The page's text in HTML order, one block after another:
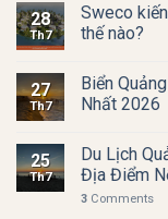
28
Th7
Sweco
thế nào?
27
Th7
Biển
Nhất 2026
25
Th7
Du Lịch
Địa Điểm
3 Comments